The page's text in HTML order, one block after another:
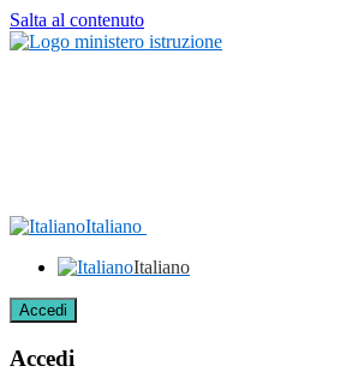
Salta al contenuto
Italiano
Italiano
Accedi
Accedi